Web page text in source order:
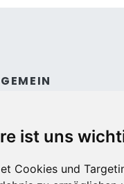
ist uns
Cookies und
und